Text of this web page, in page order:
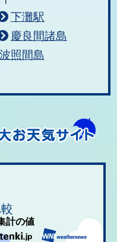
下灘駅
慶良間諸島
波照間島
計の値